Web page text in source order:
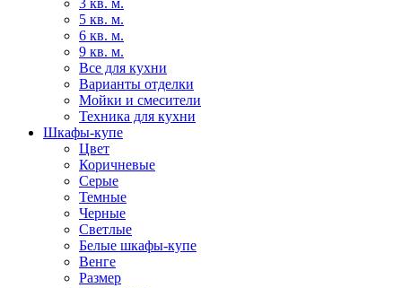
3 кв. м.
5 кв. м.
6 кв. м.
9 кв. м.
Все для кухни
Варианты отделки
Мойки и смесители
Техника для кухни
Шкафы-купе
Цвет
Коричневые
Серые
Темные
Черные
Светлые
Белые шкафы-купе
Венге
Размер